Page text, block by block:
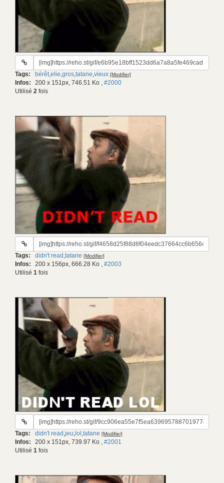
URL
gif:
Tags: bérêt,elie,gros,tatane,vieux [Modifier]
Infos: 200 x 151px, 746.51 Ko , #2000
Utilisé 2 fois
URL
gif:
Tags: didn't read ,tatane [Modifier]
Infos: 200 x 156px, 666.28 Ko , #2003
Utilisé 1 fois
URL
gif:
Tags: didn't read ,jeu, lol ,tatane [Modifier]
Infos: 200 x 151px, 739.97 Ko , #2001
Utilisé 1 fois